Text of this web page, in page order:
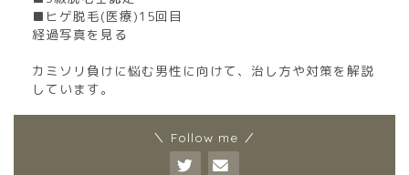
■ヒゲ脱毛(医療)15回目
経過写真を見る
カミソリ負けに悩む男性に向けて、治し方や対策を解説
しています。
＼ Follow me ／